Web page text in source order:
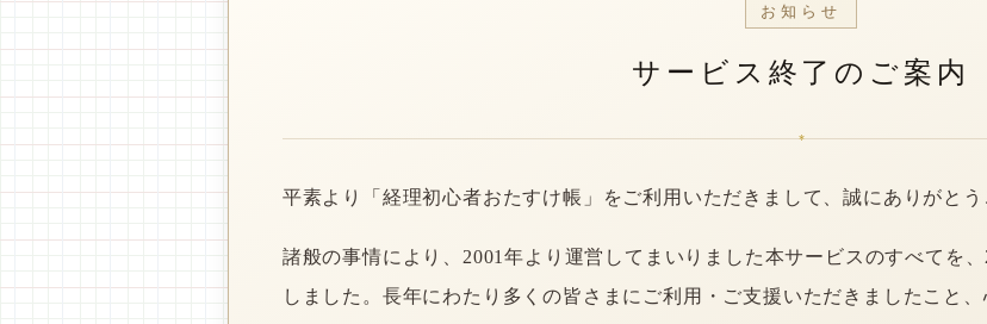
お知らせ
サービス終了のご案内
*
平素より「経理初心者おたすけ帳」をご利用いただきまして、誠にありがとう
諸般の事情により、2001年より運営してまいりました本サービスのすべてを
しました。長年にわたり多くの皆さまにご利用・ご支援いただきましたこと、